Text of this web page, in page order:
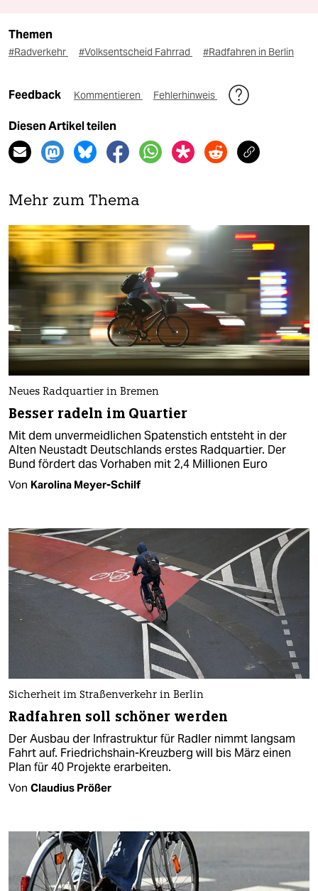
Themen
#Radverkehr #Volksentscheid Fahrrad #Radfahren in Berlin
Feedback Kommentieren Fehlerhinweis
Diesen Artikel teilen
Mehr zum Thema
Neues Radquartier in Bremen
Besser radeln im Quartier
Mit dem unvermeidlichen Spatenstich entsteht in der
Alten Neustadt Deutschlands erstes Radquartier. Der
Bund fördert das Vorhaben mit 2,4 Millionen Euro
Von Karolina Meyer-Schilf
Sicherheit im Straßenverkehr in Berlin
Radfahren soll schöner werden
Der Ausbau der Infrastruktur für Radler nimmt langsam
Fahrt auf. Friedrichshain-Kreuzberg will bis März einen
Plan für 40 Projekte erarbeiten.
Von Claudius Prößer